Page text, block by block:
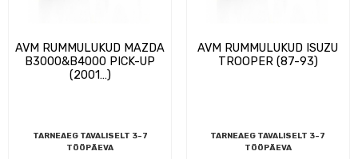
AVM RUMMULUKUD MAZDA
B3000&B4000 PICK-UP
(2001…)
TARNEAEG TAVALISELT 3-7
TÖÖPÄEVA
AVM RUMMULUKUD ISUZU
TROOPER (87-93)
TARNEAEG TAVALISELT 3-7
TÖÖPÄEVA